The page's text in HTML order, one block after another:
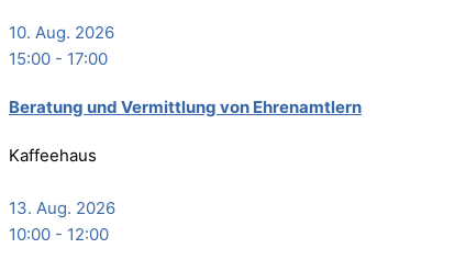
10. Aug. 2026
15:00 - 17:00
Bera­tung und Ver­mitt­lung von Ehrenamtlern
Kaffeehaus
13. Aug. 2026
10:00 - 12:00